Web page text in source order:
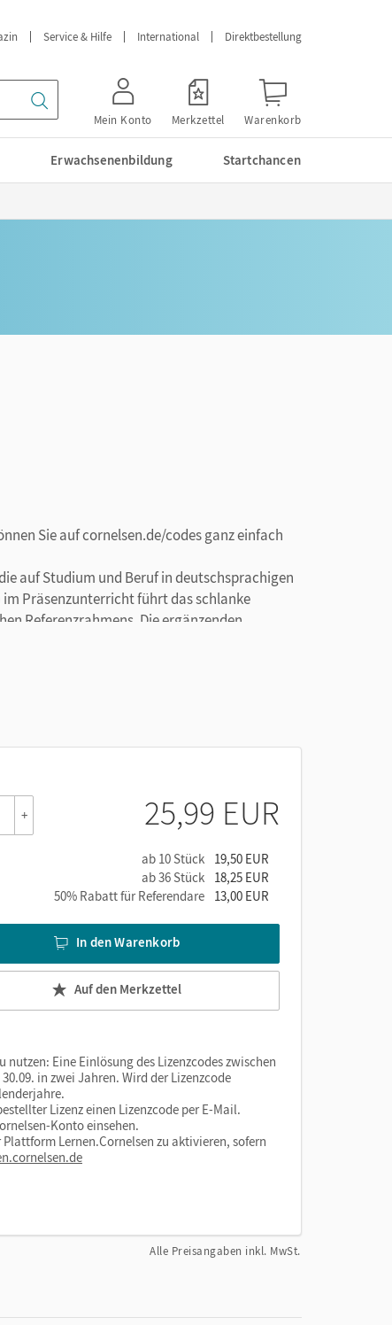
Service & Hilfe International Direktbestellung
Mein Konto Merkzettel Warenkorb
Erwachsenenbildung Startchancen
Sie auf cornelsen.de/codes ganz einfach
auf Studium und Beruf in deutschsprachigen
im Präsenzunterricht führt das schlanke
Referenzrahmens. Die ergänzenden
ihres Lernprozesses.
Textfelder und Notizen, die
+ 25,99 EUR
ab 10 Stück
19,50 EUR
ab 36 Stück
18,25 EUR
50% Rabatt für Referendare
13,00 EUR
In den Warenkorb
Auf den Merkzettel
Eine Einlösung des Lizenzcodes zwischen
in zwei Jahren. Wird der Lizenzcode
Lizenz einen Lizenzcode per E-Mail.
Konto einsehen.
Lernen.Cornelsen zu aktivieren, sofern
Alle Preisangaben inkl. MwSt.